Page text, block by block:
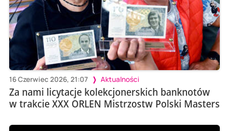
16 Czerwiec 2026, 21:07 Aktualności
Za nami licytacje kolekcjonerskich banknotów
w trakcie XXX ORLEN Mistrzostw Polski Masters